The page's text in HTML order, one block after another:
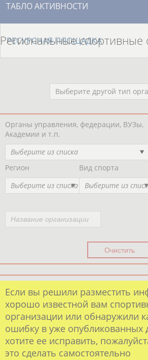
ТАБЛО АКТИВНОСТИ
РЕСУРСНАЯ ПЛОЩАДКА
Региональные спортивные
Выберите другой тип
Органы управления, федерации, ВУЗы,
Академии и т.п.
Выберите из списка
Регион
Выберите из списка
Вид спорта
Выберите из
Если вы решили разместить
хорошо известной вам
организации или обнаружили
ошибку в уже опубликованных
хотите ее исправить,
это сделать самостоятельно